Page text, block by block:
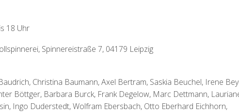
18 Uhr
Spinnereistraße 7, 04179 Leipzig
Christina Baumann, Axel Bertram, Saskia Beuchel, Irene
Böttger, Barbara Burck, Frank Degelow, Marc Dettmann,
Ingo Duderstedt, Wolfram Ebersbach, Otto Eberhard Eichhorn,